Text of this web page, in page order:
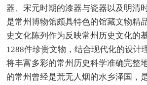
器、宋元时期的漆器与瓷器以及明清
是常州博物馆颇具特色的馆藏文物精
史文化陈列作为反映常州历史文化的
1288件珍贵文物，结合现代化的设计
将丰富多彩的常州历史科学准确完整
的常州曾经是荒无人烟的水乡泽国，